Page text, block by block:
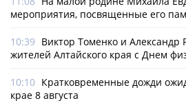
мероприятия, посвященные его
10:39 Виктор Томенко и Александр
жителей Алтайского края с Днем
10:10 Кратковременные дожди
крае 8 августа